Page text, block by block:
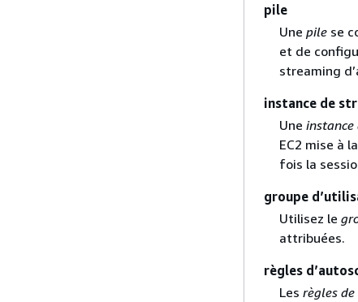
pile
Une pilese
et de
streaming
instance de
Une instance
EC2 mise à
fois la
groupe
Utilisez le
attribuées.
règles
Les règles